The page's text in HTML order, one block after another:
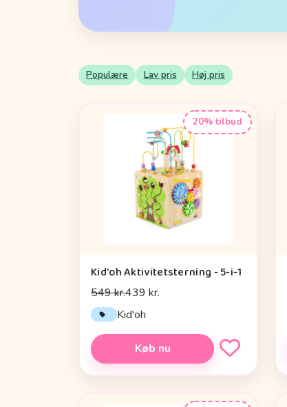
Populære Lav pris Høj pris
20% tilbud
Kid'oh Aktivitetsterning - 5-i-1
549 kr.439 kr.
Kid'oh
Køb nu